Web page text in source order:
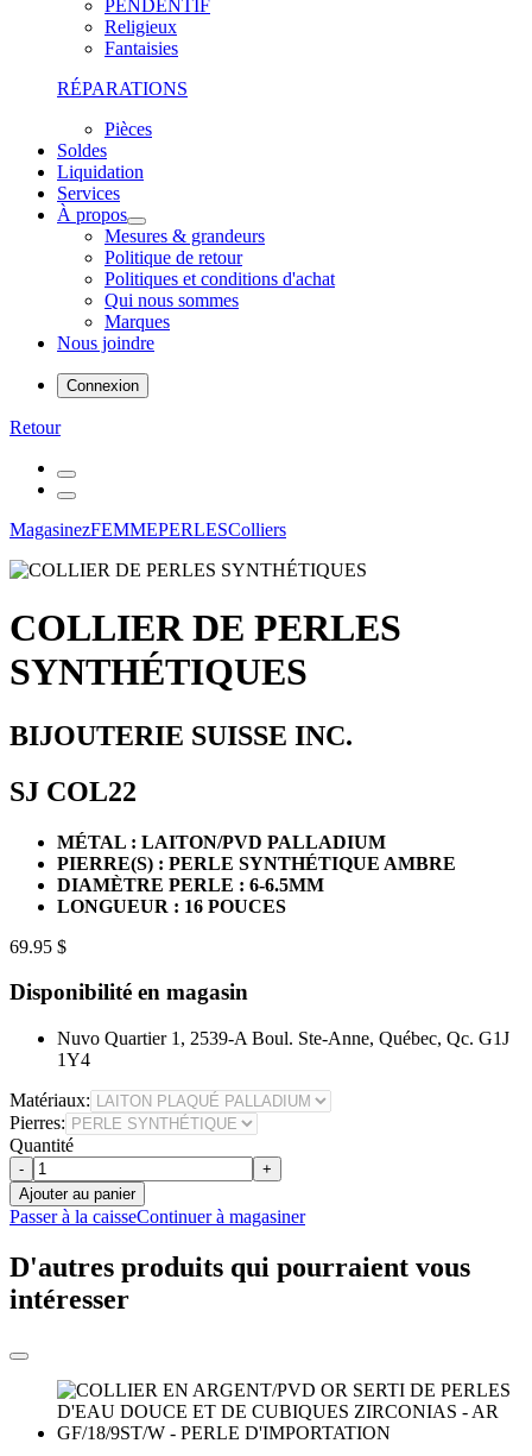
PENDENTIF
Religieux
Fantaisies
RÉPARATIONS
Pièces
Soldes
Liquidation
Services
À propos
Mesures & grandeurs
Politique de retour
Politiques et conditions d'achat
Qui nous sommes
Marques
Nous joindre
Connexion
Retour
MagasinezFEMMEPERLESColliers
COLLIER DE PERLES
SYNTHÉTIQUES
BIJOUTERIE SUISSE INC.
SJ COL22
MÉTAL : LAITON/PVD PALLADIUM
PIERRE(S) : PERLE SYNTHÉTIQUE AMBRE
DIAMÈTRE PERLE : 6-6.5MM
LONGUEUR : 16 POUCES
69.95 $
Disponibilité en magasin
Nuvo Quartier 1, 2539-A Boul. Ste-Anne, Québec, Qc. G1J
1Y4
Matériaux:
Pierres:
Quantité
-
+
Ajouter au panier
Passer à la caisseContinuer à magasiner
D'autres produits qui pourraient vous
intéresser